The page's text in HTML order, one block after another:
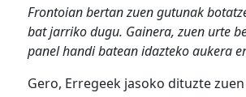
Frontoian bertan zuen gutunak
bat jarriko dugu. Gainera, zuen urte
panel handi batean idazteko aukera
Gero, Erregeek jasoko dituzte